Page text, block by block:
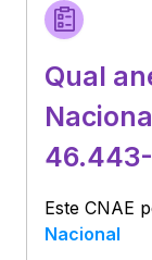
Qual
Este CNAE
Nacional